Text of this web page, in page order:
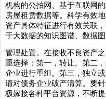
机构的公拍网、基于互联网
房屋租赁数据等。科学有效
资产具体特征进行有效关联
于大数据的知识图谱、数据图
管理处置。在接收不良资产
重选择：第一，转让。第二
企业进行重组。第三，独立
请对债务企业破产清算。要
极嫁接各种平台资源，不断